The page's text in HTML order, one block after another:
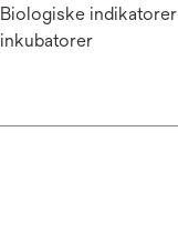
Biologiske indikatorer
inkubatorer